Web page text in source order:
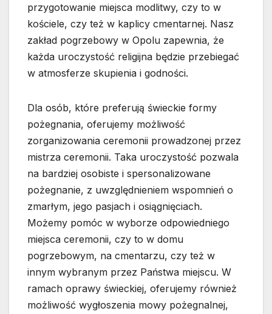
przygotowanie miejsca modlitwy, czy to w
kościele, czy też w kaplicy cmentarnej. Nasz
zakład pogrzebowy w Opolu zapewnia, że
każda uroczystość religijna będzie przebiegać
w atmosferze skupienia i godności.
Dla osób, które preferują świeckie formy
pożegnania, oferujemy możliwość
zorganizowania ceremonii prowadzonej przez
mistrza ceremonii. Taka uroczystość pozwala
na bardziej osobiste i spersonalizowane
pożegnanie, z uwzględnieniem wspomnień o
zmarłym, jego pasjach i osiągnięciach.
Możemy pomóc w wyborze odpowiedniego
miejsca ceremonii, czy to w domu
pogrzebowym, na cmentarzu, czy też w
innym wybranym przez Państwa miejscu. W
ramach oprawy świeckiej, oferujemy również
możliwość wygłoszenia mowy pożegnalnej,